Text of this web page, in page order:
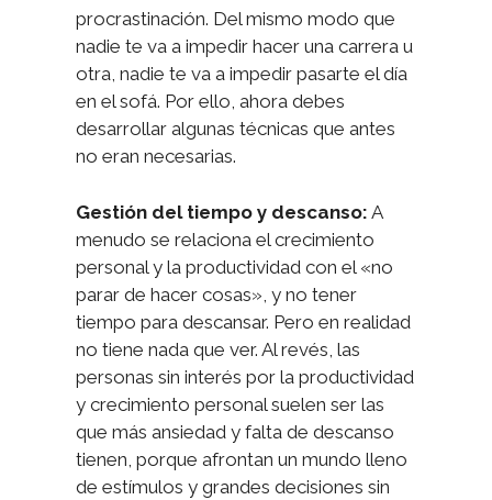
procrastinación. Del mismo modo que
nadie te va a impedir hacer una carrera u
otra, nadie te va a impedir pasarte el día
en el sofá. Por ello, ahora debes
desarrollar algunas técnicas que antes
no eran necesarias.
Gestión del tiempo y descanso: A
menudo se relaciona el crecimiento
personal y la productividad con el «no
parar de hacer cosas», y no tener
tiempo para descansar. Pero en realidad
no tiene nada que ver. Al revés, las
personas sin interés por la productividad
y crecimiento personal suelen ser las
que más ansiedad y falta de descanso
tienen, porque afrontan un mundo lleno
de estímulos y grandes decisiones sin